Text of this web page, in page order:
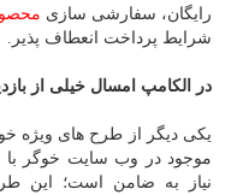
رایگان، سفارشی سازی
شرایط پرداخت انعطاف پذیر.
در الكامپ امسال خیلی از
یكی دیگر از طرح های ویژه
موجود در وب سایت خوگر با
نیاز به ضامن است؛ این